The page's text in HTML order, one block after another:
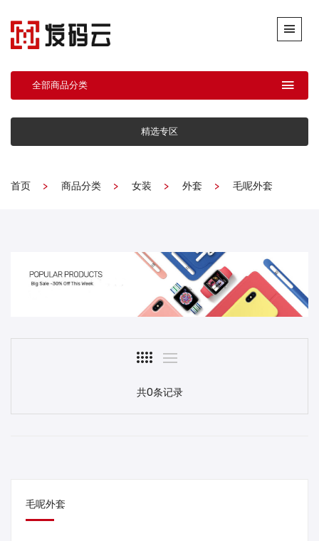
全部商品分类
精选专区
首页 商品分类 女装 外套 毛呢外套
共0条记录
毛呢外套